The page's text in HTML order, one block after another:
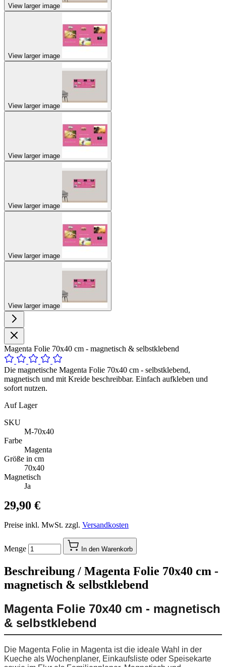
View larger image
View larger image
View larger image
View larger image
View larger image
View larger image
View larger image
Magenta Folie 70x40 cm - magnetisch & selbstklebend
Die magnetische Magenta Folie 70x40 cm - selbstklebend,
magnetisch und mit Kreide beschreibbar. Einfach aufkleben und
sofort nutzen.
Auf Lager
SKU
M-70x40
Farbe
Magenta
Größe in cm
70x40
Magnetisch
Ja
29,90 €
Preise inkl. MwSt. zzgl. Versandkosten
Menge In den Warenkorb
Beschreibung / Magenta Folie 70x40 cm -
magnetisch & selbstklebend
Magenta Folie 70x40 cm - magnetisch
& selbstklebend
Die Magenta Folie in Magenta ist die ideale Wahl in der
Kueche als Wochenplaner, Einkaufsliste oder Speisekarte